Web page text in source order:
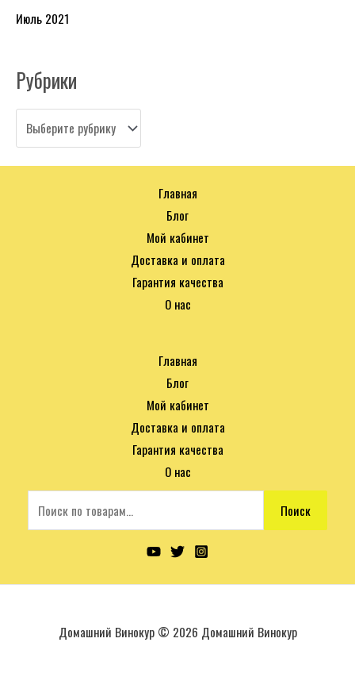
Июль 2021
Рубрики
Главная
Блог
Мой кабинет
Доставка и оплата
Гарантия качества
О нас
Главная
Блог
Мой кабинет
Доставка и оплата
Гарантия качества
О нас
Поиск
Домашний Винокур © 2026 Домашний Винокур